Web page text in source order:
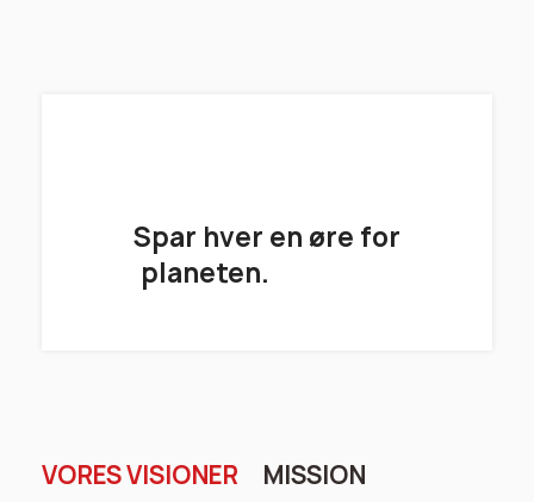
Spar hver en øre for
planeten.
VORES VISIONER MISSION